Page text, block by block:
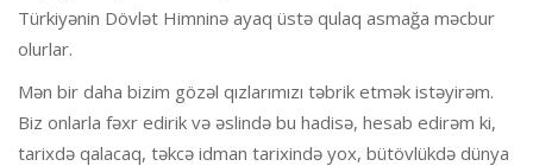
Türkiyənin Dövlət Himninə ayaq üstə qulaq asmağa məcbur
olurlar.
Mən bir daha bizim gözəl qızlarımızı təbrik etmək istəyirəm.
Biz onlarla fəxr edirik və əslində bu hadisə, hesab edirəm ki,
tarixdə qalacaq, təkcə idman tarixində yox, bütövlükdə dünya